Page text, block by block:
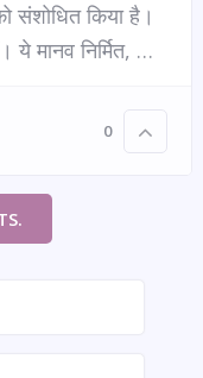
संशोधित किया है।
ये मानव निर्मित, …
0